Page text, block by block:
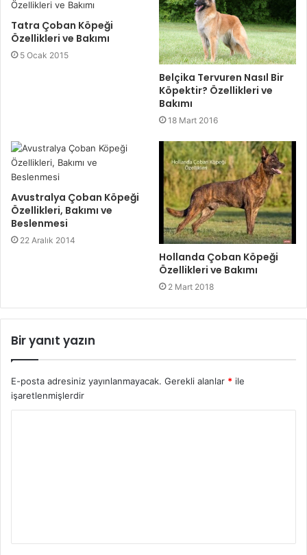
Tatra Çoban Köpeği
Özellikleri ve Bakımı
5 Ocak 2015
Belçika Tervuren Nasıl Bir
Köpektir? Özellikleri ve
Bakımı
18 Mart 2016
Avustralya Çoban Köpeği
Özellikleri, Bakımı ve
Beslenmesi
22 Aralık 2014
Hollanda Çoban Köpeği
Özellikleri ve Bakımı
2 Mart 2018
Bir yanıt yazın
E-posta adresiniz yayınlanmayacak. Gerekli alanlar * ile
işaretlenmişlerdir